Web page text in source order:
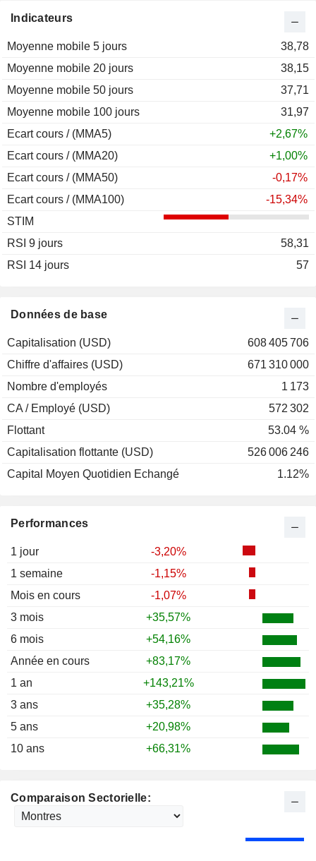
Performances
1 jour
-3,20%
1 semaine
-1,15%
Mois en cours
-1,07%
3 mois
+35,57%
6 mois
+54,16%
Année en cours
+83,17%
1 an
+143,21%
3 ans
+35,28%
5 ans
+20,98%
10 ans
+66,31%
Données de base
Capitalisation (USD)
608 405 706
Chiffre d'affaires (USD)
671 310 000
Nombre d'employés
1 173
CA / Employé (USD)
572 302
Flottant
53.04 %
Capitalisation flottante (USD)
526 006 246
Capital Moyen Quotidien Echangé
1.12%
Indicateurs
Moyenne mobile 5 jours
38,78
Moyenne mobile 20 jours
38,15
Moyenne mobile 50 jours
37,71
Moyenne mobile 100 jours
31,97
Ecart cours / (MMA5)
+2,67%
Ecart cours / (MMA20)
+1,00%
Ecart cours / (MMA50)
-0,17%
Ecart cours / (MMA100)
-15,34%
STIM
RSI 9 jours
58,31
RSI 14 jours
57
Comparaison Sectorielle:
2012
2011
+12,58%
2010
+66,05%
2009
+3,51%
2008
-62,87%
2007
2006
2005
2004
+32,13%
2003
+50,08%
2002
2001
1999
1997